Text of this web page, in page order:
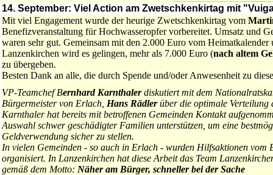
14. September: Viel Action am Zwetschkenkirtag mit
Mit viel Engagement wurde der heurige Zwetschkenkirtag vom
Benefizveranstaltung für Hochwasseropfer vorbereitet. Umsatz und
waren sehr gut. Gemeinsam mit den 2.000 Euro vom
Lanzenkirchen wird es gelingen, mehr als 7.000 Euro (nach altem
zu übergeben.
Besten Dank an alle, die durch Spende und/oder Anwesenheit zu
VP-Teamchef Bernhard Karnthalerdiskutiert mit dem
Bürgermeister von Erlach, Hans Rädlerüber die optimale Verteilung
Karnthaler hat bereits mit betroffenen Gemeinden Kontakt
Auswahl schwer geschädigter Familien unterstützen, um eine
Geldverwendung sicher zu stellen.
In vielen Gemeinden - so auch in Erlach - wurden Hilfsaktionen vom
organisiert. In Lanzenkirchen hat diese Arbeit das Team
gemäß dem Motto: Näher am Bürger, schneller bei der Sache